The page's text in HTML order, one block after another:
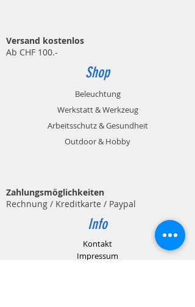
Versand kostenlos
Ab CHF 100.-
Shop
Beleuchtung
Werkstatt & Werkzeug
Arbeitsschutz & Gesundheit
Outdoor & Hobby
Zahlungsmöglichkeiten
Rechnung / Kreditkarte / Paypal
Info
Kontakt
Impressum